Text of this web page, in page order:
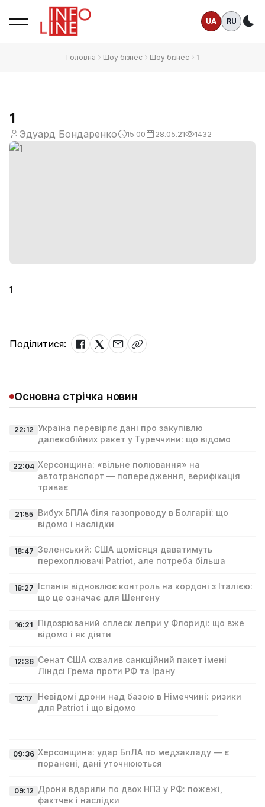
UA RU
Головна Шоу бізнес Шоу бізнес 1
1
Эдуард Бондаренко 15:00 28.05.21 1432
1
Поділитися:
Основна стрічка новин
22:12 Україна перевіряє дані про закупівлю
далекобійних ракет у Туреччини: що відомо
22:04 Херсонщина: «вільне полювання» на
автотранспорт — попередження, верифікація
триває
21:55
Вибух БПЛА біля газопроводу в Болгарії: що
відомо і наслідки
18:47 Зеленський: США щомісяця даватимуть
перехоплювачі Patriot, але потреба більша
18:27 Іспанія відновлює контроль на кордоні з Італією:
що це означає для Шенгену
16:21
Підозрюваний сплеск лепри у Флориді: що вже
відомо і як діяти
12:36 Сенат США схвалив санкційний пакет імені
Ліндсі Гремa проти РФ та Ірану
12:17
Невідомі дрони над базою в Німеччині: ризики
для Patriot і що відомо
09:36 Херсонщина: удар БпЛА по медзакладу — є
поранені, дані уточнюються
09:12 Дрони вдарили по двох НПЗ у РФ: пожежі,
фактчек і наслідки